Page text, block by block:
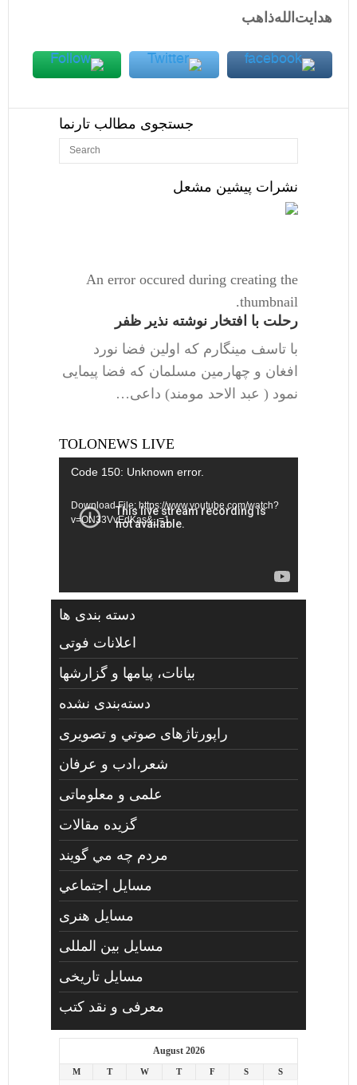
هدایت‌الله‌ذاهب
جستجوی مطالب تارنما
نشرات پیشین مشعل
An error occured during creating the
thumbnail.
رحلت با افتخار نوشته نذیر ظفر
با تاسف مینگارم که اولین فضا نورد
افغان و چهارمین مسلمان که فضا پیمایی
نمود ( عبد الاحد مومند) داعی…
TOLONEWS LIVE
Video
Code 150: Unknown error.
Download File: https://www.youtube.com/watch?
v=ON33VvEdKas&_=1
دسته بندی ها
اعلانات فوتی
بیانات، پیامها و گزارشها
دسته‌بندی نشده
راپورتاژهای صوتي و تصويری
شعر،ادب و عرفان
علمی و معلوماتی
گزیده مقالات
مردم چه مي گويند
مسايل اجتماعي
مسايل هنری
مسایل بین المللی
مسایل تاریخی
معرفی و نقد کتب
August 2026
M T W T F S S